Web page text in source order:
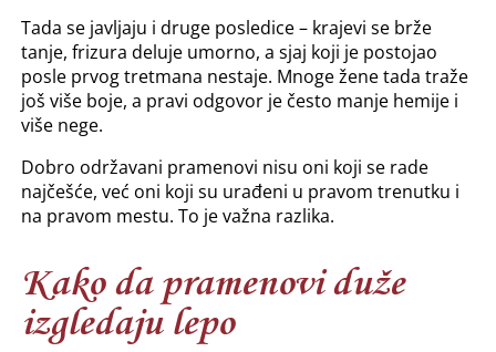
Tada se javljaju i druge posledice – krajevi se brže
tanje, frizura deluje umorno, a sjaj koji je postojao
posle prvog tretmana nestaje. Mnoge žene tada traže
još više boje, a pravi odgovor je često manje hemije i
više nege.
Dobro održavani pramenovi nisu oni koji se rade
najčešće, već oni koji su urađeni u pravom trenutku i
na pravom mestu. To je važna razlika.
Kako da pramenovi duže
izgledaju lepo